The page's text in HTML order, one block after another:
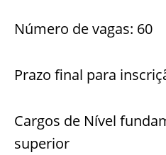
Número de vagas: 60
Prazo final para
Cargos de Nível
superior